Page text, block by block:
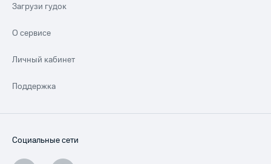
Загрузи гудок
О сервисе
Личный кабинет
Поддержка
Социальные сети